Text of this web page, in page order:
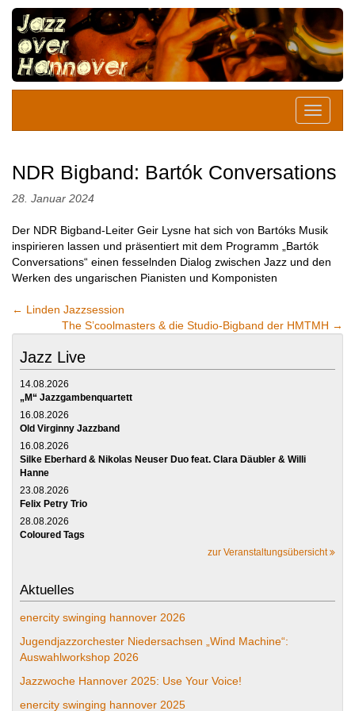
NDR Bigband: Bartók Conversations
28. Januar 2024
Der NDR Bigband-Leiter Geir Lysne hat sich von Bartóks Musik
inspirieren lassen und präsentiert mit dem Programm „Bartók
Conversations“ einen fesselnden Dialog zwischen Jazz und den
Werken des ungarischen Pianisten und Komponisten
← Linden Jazzsession
The S’coolmasters & die Studio-Bigband der HMTMH →
Jazz Live
14.08.2026
„M“ Jazzgambenquartett
16.08.2026
Old Virginny Jazzband
16.08.2026
Silke Eberhard & Nikolas Neuser Duo feat. Clara Däubler & Willi
Hanne
23.08.2026
Felix Petry Trio
28.08.2026
Coloured Tags
zur Veranstaltungsübersicht
Aktuelles
enercity swinging hannover 2026
Jugendjazzorchester Niedersachsen „Wind Machine“:
Auswahlworkshop 2026
Jazzwoche Hannover 2025: Use Your Voice!
enercity swinging hannover 2025